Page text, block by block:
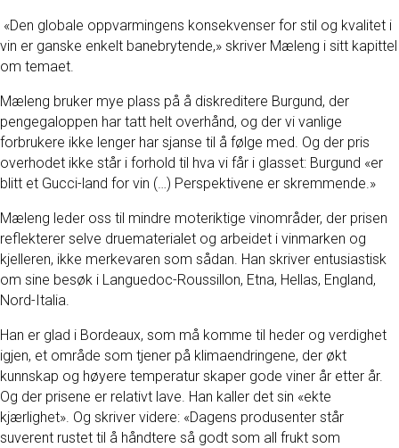
«Den globale oppvarmingens konsekvenser for stil og kvalitet i
vin er ganske enkelt banebrytende,» skriver Mæleng i sitt kapittel
om temaet.
Mæleng bruker mye plass på å diskreditere Burgund, der
pengegaloppen har tatt helt overhånd, og der vi vanlige
forbrukere ikke lenger har sjanse til å følge med. Og der pris
overhodet ikke står i forhold til hva vi får i glasset: Burgund «er
blitt et Gucci-land for vin (…) Perspektivene er skremmende.»
Mæleng leder oss til mindre moteriktige vinområder, der prisen
reflekterer selve druematerialet og arbeidet i vinmarken og
kjelleren, ikke merkevaren som sådan. Han skriver entusiastisk
om sine besøk i Languedoc-Roussillon, Etna, Hellas, England,
Nord-Italia.
Han er glad i Bordeaux, som må komme til heder og verdighet
igjen, et område som tjener på klimaendringene, der økt
kunnskap og høyere temperatur skaper gode viner år etter år.
Og der prisene er relativt lave. Han kaller det sin «ekte
kjærlighet». Og skriver videre: «Dagens produsenter står
suverent rustet til å håndtere så godt som all frukt som